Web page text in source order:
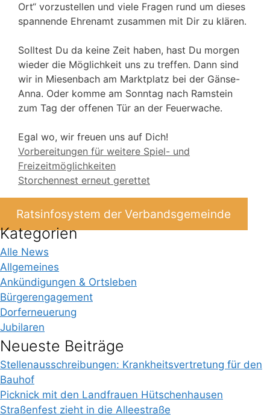
Ort“ vorzustellen und viele Fragen rund um dieses
spannende Ehrenamt zusammen mit Dir zu klären.
Solltest Du da keine Zeit haben, hast Du morgen
wieder die Möglichkeit uns zu treffen. Dann sind
wir in Miesenbach am Marktplatz bei der Gänse-
Anna. Oder komme am Sonntag nach Ramstein
zum Tag der offenen Tür an der Feuerwache.
Egal wo, wir freuen uns auf Dich!
Vorbereitungen für weitere Spiel- und
Freizeitmöglichkeiten
Storchennest erneut gerettet
Ratsinfosystem der Verbandsgemeinde
Kategorien
Alle News
Allgemeines
Ankündigungen & Ortsleben
Bürgerengagement
Dorferneuerung
Jubilaren
Neueste Beiträge
Stellenausschreibungen: Krankheitsvertretung für den
Bauhof
Picknick mit den Landfrauen Hütschenhausen
Straßenfest zieht in die Alleestraße